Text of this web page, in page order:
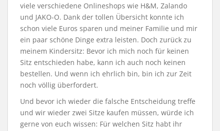
viele verschiedene Onlineshops wie H&M, Zalando
und JAKO-O. Dank der tollen Übersicht konnte ich
schon viele Euros sparen und meiner Familie und mir
ein paar schöne Dinge extra leisten. Doch zurück zu
meinem Kindersitz: Bevor ich mich noch für keinen
Sitz entschieden habe, kann ich auch noch keinen
bestellen. Und wenn ich ehrlich bin, bin ich zur Zeit
noch völlig überfordert.
Und bevor ich wieder die falsche Entscheidung treffe
und wir wieder zwei Sitze kaufen müssen, würde ich
gerne von euch wissen: Für welchen Sitz habt ihr